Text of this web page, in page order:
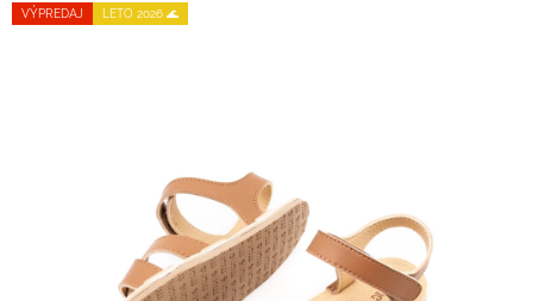
VÝPREDAJ LETO 2026 🌊